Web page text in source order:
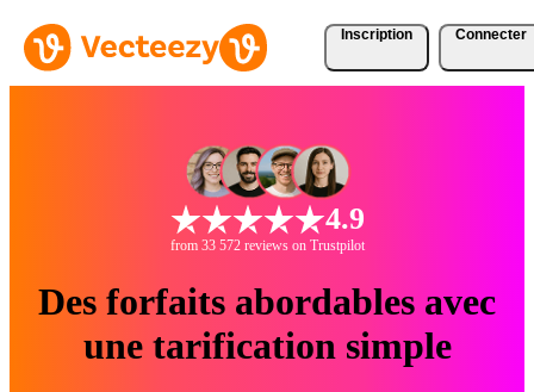
Inscription Connecter
4.9
from 33 572 reviews on Trustpilot
Des forfaits abordables avec
une tarification simple